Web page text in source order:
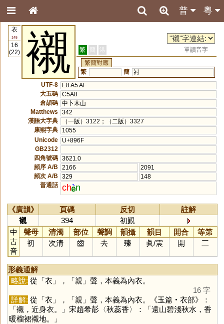
粵
普
衣
145
16
(22)
襯 繁 簡 港
單讀音字
繁簡對應
繁
簡 衬
UTF-8
E8 A5 AF
大五碼 C5A8
倉頡碼 中卜木山
Matthews
342
漢語大字典
（一版）3122；（二版）3327
康熙字典
1055
Unicode
U+896F
GB2312
四角號碼 3621.0
頻序 A/B
2166
2091
頻次 A/B
329
148
普通話 ch n
《廣韻》 頁碼 反切
註解
襯
394
初覲
中
古
音
聲母 清濁 部位 聲調 韻攝 韻目 開合
等第
初
次清 齒 去 臻 眞/震 開 三
形義通解
略說: 從「 衣 」，「 親 」聲，本義為內衣。
16 字
詳解: 從「 衣 」，「 親 」聲，本義為內衣。《玉篇‧衣部》：
「襯，近身衣。」宋趙希𩇕〈秋蕊香〉：「遠山碧淺秋水，香
暖榴裙襯地。」